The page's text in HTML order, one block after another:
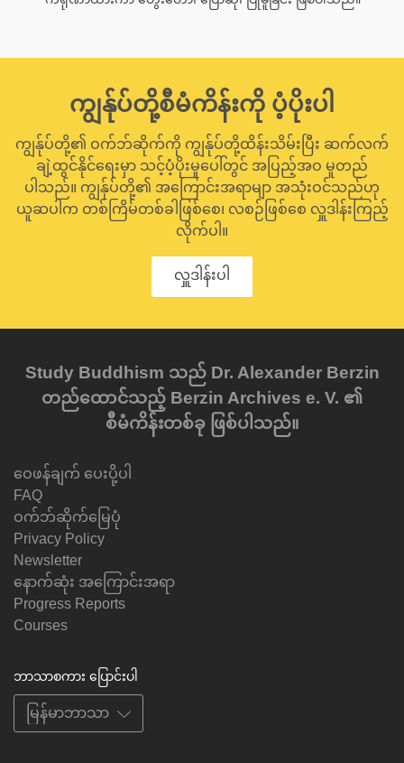
ကျွန်ုပ်တို့စီမံကိန်းကို ပံ့ပိုးပါ
ကျွန်ုပ်တို့၏ ဝက်ဘ်ဆိုက်ကို ကျွန်ုပ်တို့ထိန်းသိမ်းပြီး ဆက်လက်
ချဲ့ထွင်နိုင်ရေးမှာ သင့်ပံ့ပိုးမှုပေါ်တွင် အပြည့်အဝ မူတည်
ပါသည်။ ကျွန်ုပ်တို့၏ အကြောင်းအရာမျာ အသုံးဝင်သည်ဟု
ယူဆပါက တစ်ကြိမ်တစ်ခါဖြစ်စေ၊ လစဉ်ဖြစ်စေ လှူဒါန်းကြည့်
လိုက်ပါ။
လှူဒါန်းပါ
Study Buddhism သည် Dr. Alexander Berzin
တည်ထောင်သည့် Berzin Archives e. V. ၏
စီမံကိန်းတစ်ခု ဖြစ်ပါသည်။
ဝေဖန်ချက် ပေးပို့ပါ
FAQ
ဝက်ဘ်ဆိုက်မြေပုံ
Privacy Policy
Newsletter
နောက်ဆုံး အကြောင်းအရာ
Progress Reports
Courses
ဘာသာစကား ပြောင်းပါ